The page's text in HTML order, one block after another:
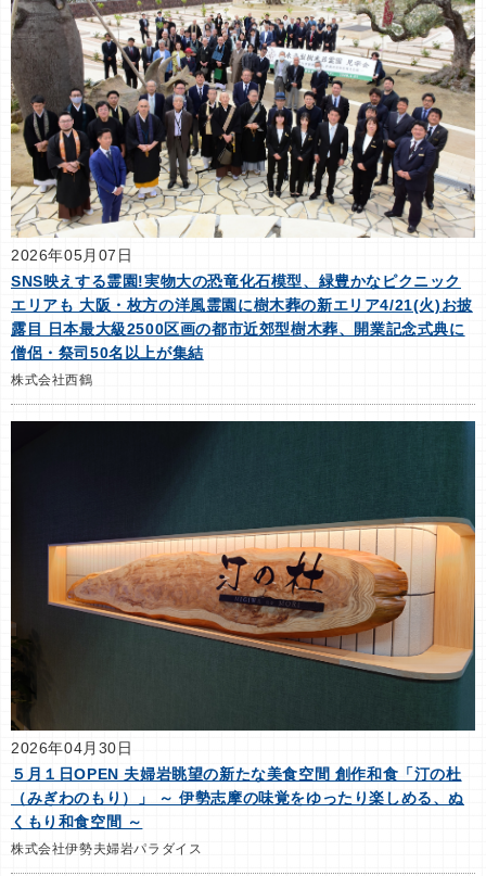
2026年05月07日
SNS映えする霊園!実物大の恐竜化石模型、緑豊かなピクニック
エリアも 大阪・枚方の洋風霊園に樹木葬の新エリア4/21(火)お披
露目 日本最大級2500区画の都市近郊型樹木葬、開業記念式典に
僧侶・祭司50名以上が集結
株式会社西鶴
2026年04月30日
５月１日OPEN 夫婦岩眺望の新たな美食空間 創作和食「汀の杜
（みぎわのもり）」 ～ 伊勢志摩の味覚をゆったり楽しめる、ぬ
くもり和食空間 ～
株式会社伊勢夫婦岩パラダイス